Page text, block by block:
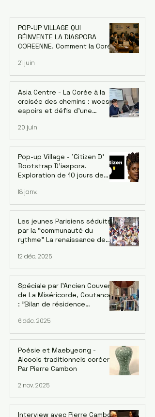
Jaehoon Yoo, économiste et
ancien conseiller de la
Banque asiatique de
développement - le 18/06
POP-UP VILLAGE QUI
RÉINVENTE LA DIASPORA
COREENNE. Comment la Corée
a changé le monde grâce à sa
diaspora — et ce que
l'Afrique peut en apprendre
21 juin
Asia Centre - La Corée à la
croisée des chemins : woes,
espoirs et défis d’une
Jaehoon Yoo, économiste et
ancien conseiller de la Banque
asiatique de développement
- le 18/06
20 juin
Pop-up Village - 'Citizen D'
Bootstrap D'iaspora.
Exploration de 10 jours de
émergent de Burkina Faso. 1-
10 Décembre 2026
18 janv.
Les jeunes Parisiens séduits
par la “communauté du
rythme” La renaissance de
parisien “DONGNAMPUNG“
12 déc. 2025
Spéciale par l'Ancien Couvent
de La Miséricorde, Coutances
: "Bilan de résidence
l'artiste UI-YEONG PARK. Par
Mija Han Gastebois
6 déc. 2025
Poésie et Maebyeong -
Alcools traditionnels coréens.
Par Pierre Cambon
2 nov. 2025
Interview avec Pierre Cambon,